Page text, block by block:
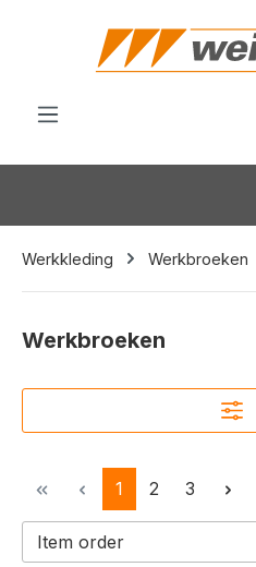
Werkkleding Werkbroeken
Werkbroeken
Pagina
1 Pagina
2 Pagina
3